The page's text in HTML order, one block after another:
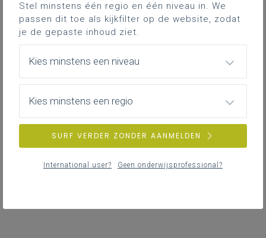
Stel minstens één regio en één niveau in. We
passen dit toe als kijkfilter op de website, zodat
je de gepaste inhoud ziet.
Kies minstens een niveau
Kies minstens een regio
SURF VERDER ZONDER AANMELDEN
International user? Geen onderwijsprofessional?